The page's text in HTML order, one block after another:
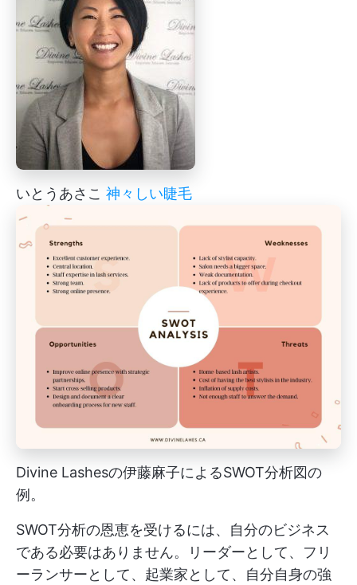
いとうあさこ 神々しい睫毛
Divine Lashesの伊藤麻子によるSWOT分析図の
例。
SWOT分析の恩恵を受けるには、自分のビジネス
である必要はありません。リーダーとして、フリ
ーランサーとして、起業家として、自分自身の強